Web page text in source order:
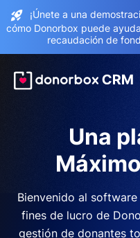
¡Únete a una
cómo Donorbox puede
recaudación de
Una
Bienvenido al
fines de lucro de
gestión de donantes